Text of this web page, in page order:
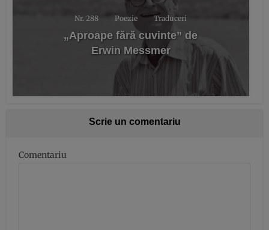
Nr. 288 Poezie Traduceri
„Aproape fără cuvinte” de
Erwin Messmer
Scrie un comentariu
Comentariu